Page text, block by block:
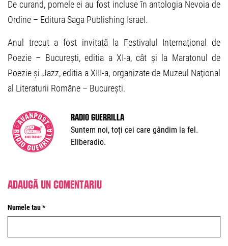
De curand, pomele ei au fost incluse în antologia Nevoia de
Ordine – Editura Saga Publishing Israel.
Anul trecut a fost invitată la Festivalul Internațional de
Poezie – București, editia a XI-a, cât și la Maratonul de
Poezie și Jazz, editia a XIII-a, organizate de Muzeul Național
al Literaturii Române – București.
Radio Guerrilla
Suntem noi, toți cei care gândim la fel.
Eliberadio.
Adaugă un comentariu
Numele tau *